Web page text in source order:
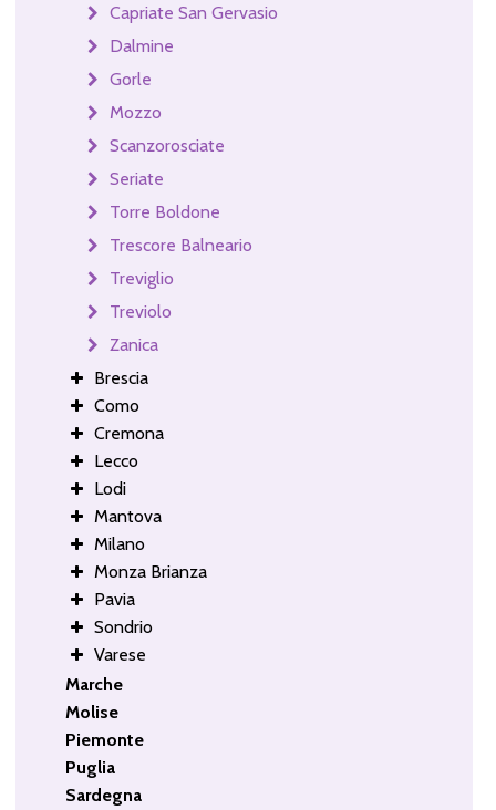
Capriate San Gervasio
Dalmine
Gorle
Mozzo
Scanzorosciate
Seriate
Torre Boldone
Trescore Balneario
Treviglio
Treviolo
Zanica
Brescia
Como
Cremona
Lecco
Lodi
Mantova
Milano
Monza Brianza
Pavia
Sondrio
Varese
Marche
Molise
Piemonte
Puglia
Sardegna